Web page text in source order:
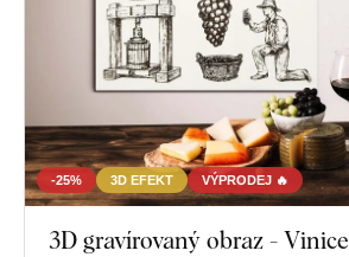
-25% 3D EFEKT VÝPRODEJ 🔥
3D gravírovaný obraz - Vinice